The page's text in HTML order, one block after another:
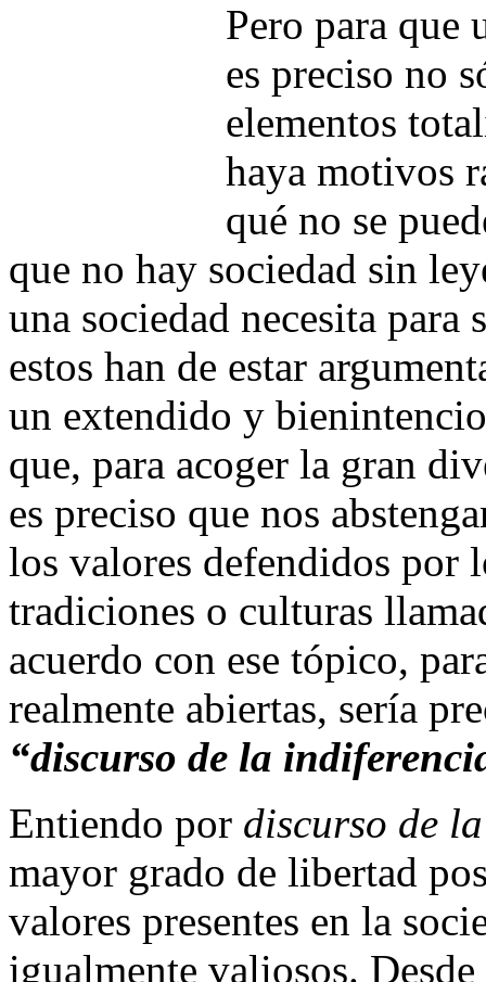
Pero para que
es preciso no
elementos
haya motivos
qué no se
que no hay sociedad sin
una sociedad necesita
estos han de estar
un extendido y
que, para acoger la gran
es preciso que nos
los valores defendidos por
tradiciones o culturas
acuerdo con ese tópico,
realmente abiertas, sería
“discurso de la
Entiendo por discurso de
mayor grado de libertad
valores presentes en la
igualmente valiosos.